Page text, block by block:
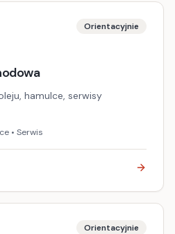
Orientacyjnie
hamulce, serwisy
• Serwis
Orientacyjnie